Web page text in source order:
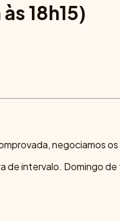
18h15)
negociamos
de intervalo. Domingo